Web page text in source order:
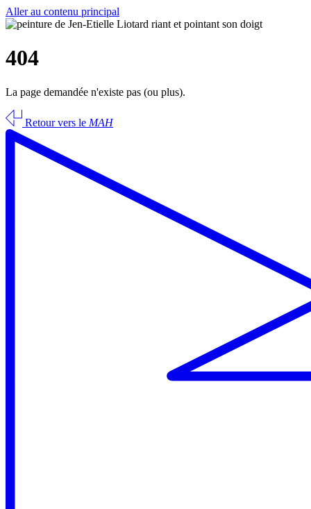
Aller au contenu principal
404
La page demandée n'existe pas (ou plus).
Retour vers le MAH